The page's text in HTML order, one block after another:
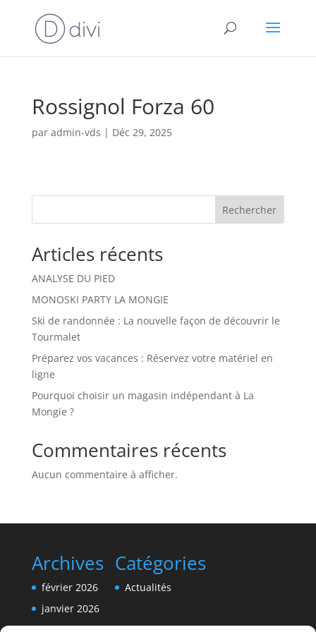
Rossignol Forza 60
par admin-vds | Déc 29, 2025
Rechercher
Articles récents
ANALYSE DU PIED
MONOSKI PARTY LA MONGIE
Ski de randonnée : La nouvelle façon de découvrir le
Tourmalet
Préparez vos vacances : Réservez votre matériel en
ligne
Pourquoi choisir un magasin indépendant à La
Mongie ?
Commentaires récents
Aucun commentaire à afficher.
Archives
février 2026
janvier 2026
Catégories
Actualités